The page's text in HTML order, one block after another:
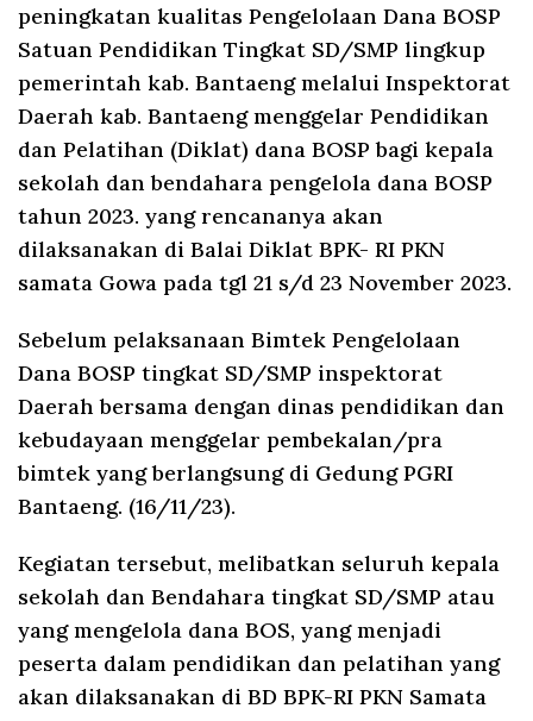
peningkatan kualitas Pengelolaan Dana BOSP
Satuan Pendidikan Tingkat SD/SMP lingkup
pemerintah kab. Bantaeng melalui Inspektorat
Daerah kab. Bantaeng menggelar Pendidikan
dan Pelatihan (Diklat) dana BOSP bagi kepala
sekolah dan bendahara pengelola dana BOSP
tahun 2023. yang rencananya akan
dilaksanakan di Balai Diklat BPK- RI PKN
samata Gowa pada tgl 21 s/d 23 November 2023.
Sebelum pelaksanaan Bimtek Pengelolaan
Dana BOSP tingkat SD/SMP inspektorat
Daerah bersama dengan dinas pendidikan dan
kebudayaan menggelar pembekalan/pra
bimtek yang berlangsung di Gedung PGRI
Bantaeng. (16/11/23).
Kegiatan tersebut, melibatkan seluruh kepala
sekolah dan Bendahara tingkat SD/SMP atau
yang mengelola dana BOS, yang menjadi
peserta dalam pendidikan dan pelatihan yang
akan dilaksanakan di BD BPK-RI PKN Samata